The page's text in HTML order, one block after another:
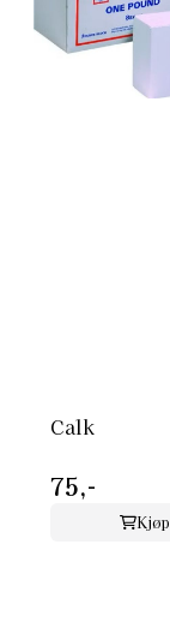
Calk
75,-
Kjøp